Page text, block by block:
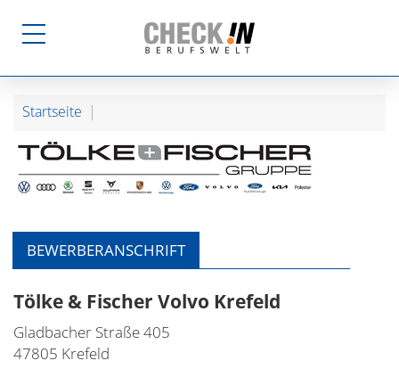
Startseite
BEWERBERANSCHRIFT
Tölke & Fischer Volvo Krefeld
Gladbacher Straße 405
47805 Krefeld